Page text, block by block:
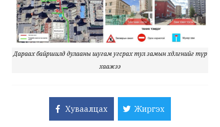
Дараах байршилд дулааны шугам угсрах тул замын хөдөлгөөнийг түр
хаажээ
Хуваалцах Жиргэх